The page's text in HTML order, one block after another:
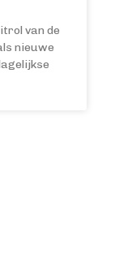
van de
nieuwe